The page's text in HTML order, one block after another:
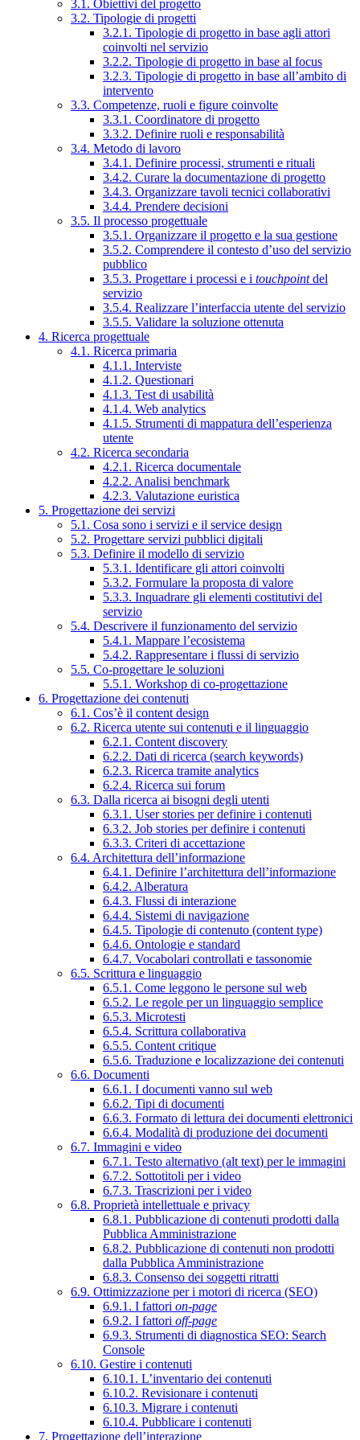
3.1. Obiettivi del progetto
3.2. Tipologie di progetti
3.2.1. Tipologie di progetto in base agli attori
coinvolti nel servizio
3.2.2. Tipologie di progetto in base al focus
3.2.3. Tipologie di progetto in base all’ambito di
intervento
3.3. Competenze, ruoli e figure coinvolte
3.3.1. Coordinatore di progetto
3.3.2. Definire ruoli e responsabilità
3.4. Metodo di lavoro
3.4.1. Definire processi, strumenti e rituali
3.4.2. Curare la documentazione di progetto
3.4.3. Organizzare tavoli tecnici collaborativi
3.4.4. Prendere decisioni
3.5. Il processo progettuale
3.5.1. Organizzare il progetto e la sua gestione
3.5.2. Comprendere il contesto d’uso del servizio
pubblico
3.5.3. Progettare i processi e i touchpointdel
servizio
3.5.4. Realizzare l’interfaccia utente del servizio
3.5.5. Validare la soluzione ottenuta
4. Ricerca progettuale
4.1. Ricerca primaria
4.1.1. Interviste
4.1.2. Questionari
4.1.3. Test di usabilità
4.1.4. Web analytics
4.1.5. Strumenti di mappatura dell’esperienza
utente
4.2. Ricerca secondaria
4.2.1. Ricerca documentale
4.2.2. Analisi benchmark
4.2.3. Valutazione euristica
5. Progettazione dei servizi
5.1. Cosa sono i servizi e il service design
5.2. Progettare servizi pubblici digitali
5.3. Definire il modello di servizio
5.3.1. Identificare gli attori coinvolti
5.3.2. Formulare la proposta di valore
5.3.3. Inquadrare gli elementi costitutivi del
servizio
5.4. Descrivere il funzionamento del servizio
5.4.1. Mappare l’ecosistema
5.4.2. Rappresentare i flussi di servizio
5.5. Co-progettare le soluzioni
5.5.1. Workshop di co-progettazione
6. Progettazione dei contenuti
6.1. Cos’è il content design
6.2. Ricerca utente sui contenuti e il linguaggio
6.2.1. Content discovery
6.2.2. Dati di ricerca (search keywords)
6.2.3. Ricerca tramite analytics
6.2.4. Ricerca sui forum
6.3. Dalla ricerca ai bisogni degli utenti
6.3.1. User stories per definire i contenuti
6.3.2. Job stories per definire i contenuti
6.3.3. Criteri di accettazione
6.4. Architettura dell’informazione
6.4.1. Definire l’architettura dell’informazione
6.4.2. Alberatura
6.4.3. Flussi di interazione
6.4.4. Sistemi di navigazione
6.4.5. Tipologie di contenuto (content type)
6.4.6. Ontologie e standard
6.4.7. Vocabolari controllati e tassonomie
6.5. Scrittura e linguaggio
6.5.1. Come leggono le persone sul web
6.5.2. Le regole per un linguaggio semplice
6.5.3. Microtesti
6.5.4. Scrittura collaborativa
6.5.5. Content critique
6.5.6. Traduzione e localizzazione dei contenuti
6.6. Documenti
6.6.1. I documenti vanno sul web
6.6.2. Tipi di documenti
6.6.3. Formato di lettura dei documenti elettronici
6.6.4. Modalità di produzione dei documenti
6.7. Immagini e video
6.7.1. Testo alternativo (alt text) per le immagini
6.7.2. Sottotitoli per i video
6.7.3. Trascrizioni per i video
6.8. Proprietà intellettuale e privacy
6.8.1. Pubblicazione di contenuti prodotti dalla
Pubblica Amministrazione
6.8.2. Pubblicazione di contenuti non prodotti
dalla Pubblica Amministrazione
6.8.3. Consenso dei soggetti ritratti
6.9. Ottimizzazione per i motori di ricerca (SEO)
6.9.1. I fattori on-page
6.9.2. I fattori off-page
6.9.3. Strumenti di diagnostica SEO: Search
Console
6.10. Gestire i contenuti
6.10.1. L’inventario dei contenuti
6.10.2. Revisionare i contenuti
6.10.3. Migrare i contenuti
6.10.4. Pubblicare i contenuti
7. Progettazione dell’interazione